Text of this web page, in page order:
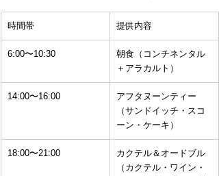
時間帯 提供内容
6:00〜10:30
朝食（コンチネンタル
＋アラカルト）
14:00〜16:00
アフタヌーンティー
（サンドイッチ・スコ
ーン・ケーキ）
18:00〜21:00
カクテル＆オードブル
（カクテル・ワイン・